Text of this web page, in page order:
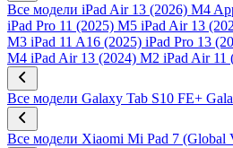
Все модели iPad Air 13 (2026) M4
iPad Pro 11 (2025) M5 iPad Air 13
M3 iPad 11 A16 (2025) iPad Pro 13
M4 iPad Air 13 (2024) M2 iPad Air 11
Все модели Galaxy Tab S10 FE+
Все модели Xiaomi Mi Pad 7 (Global